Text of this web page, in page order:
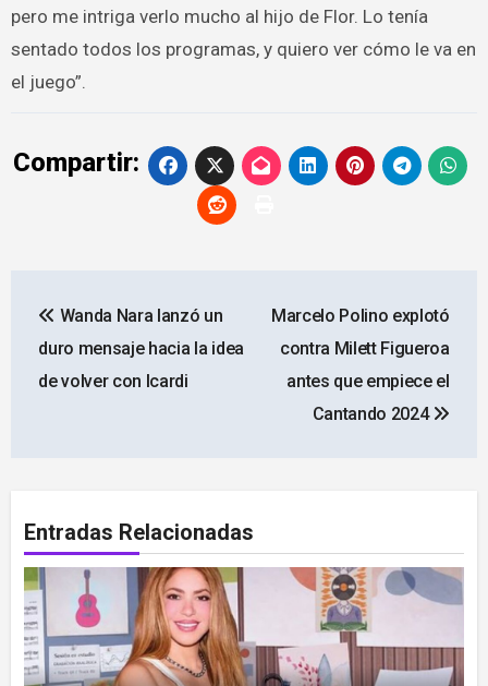
pero me intriga verlo mucho al hijo de Flor. Lo tenía
sentado todos los programas, y quiero ver cómo le va en
el juego”.
Compartir:
de
entradas
Wanda Nara lanzó un
duro mensaje hacia la idea
de volver con Icardi
Marcelo Polino explotó
contra Milett Figueroa
antes que empiece el
Cantando 2024
Entradas Relacionadas